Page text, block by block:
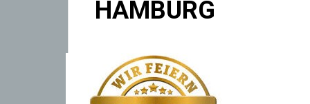
HAMBURG